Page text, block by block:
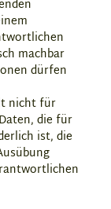
machbar
dürfen
nicht für
die für
ist, die